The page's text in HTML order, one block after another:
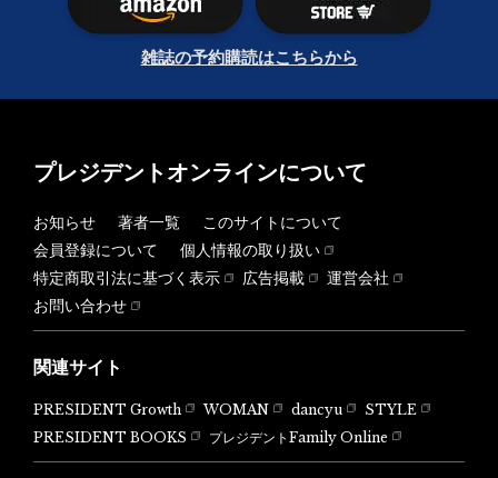
雑誌の予約購読はこちらから
プレジデントオンラインについて
お知らせ 著者一覧
このサイトについて
会員登録について
個人情報の取り扱い
特定商取引法に基づく表示
広告掲載
運営会社
お問い合わせ
関連サイト
PRESIDENT Growth WOMAN dancyu
STYLE
PRESIDENT BOOKS
プレジデントFamily Online